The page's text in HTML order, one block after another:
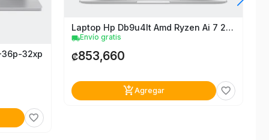
36p-32xp
favorite_border
Laptop Hp Db9u4lt Amd Ryzen Ai 7 250
local_shippingEnvío gratis
₡853,660
add_shopping_cartAgregar favorite_border